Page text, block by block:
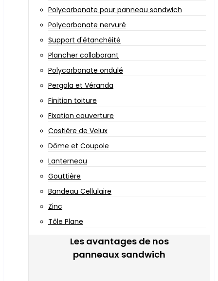
Polycarbonate pour panneau sandwich
Polycarbonate nervuré
Support d'étanchéité
Plancher collaborant
Polycarbonate ondulé
Pergola et Véranda
Finition toiture
Fixation couverture
Costière de Velux
Dôme et Coupole
Lanterneau
Gouttière
Bandeau Cellulaire
Zinc
Tôle Plane
Les avantages de nos
panneaux sandwich